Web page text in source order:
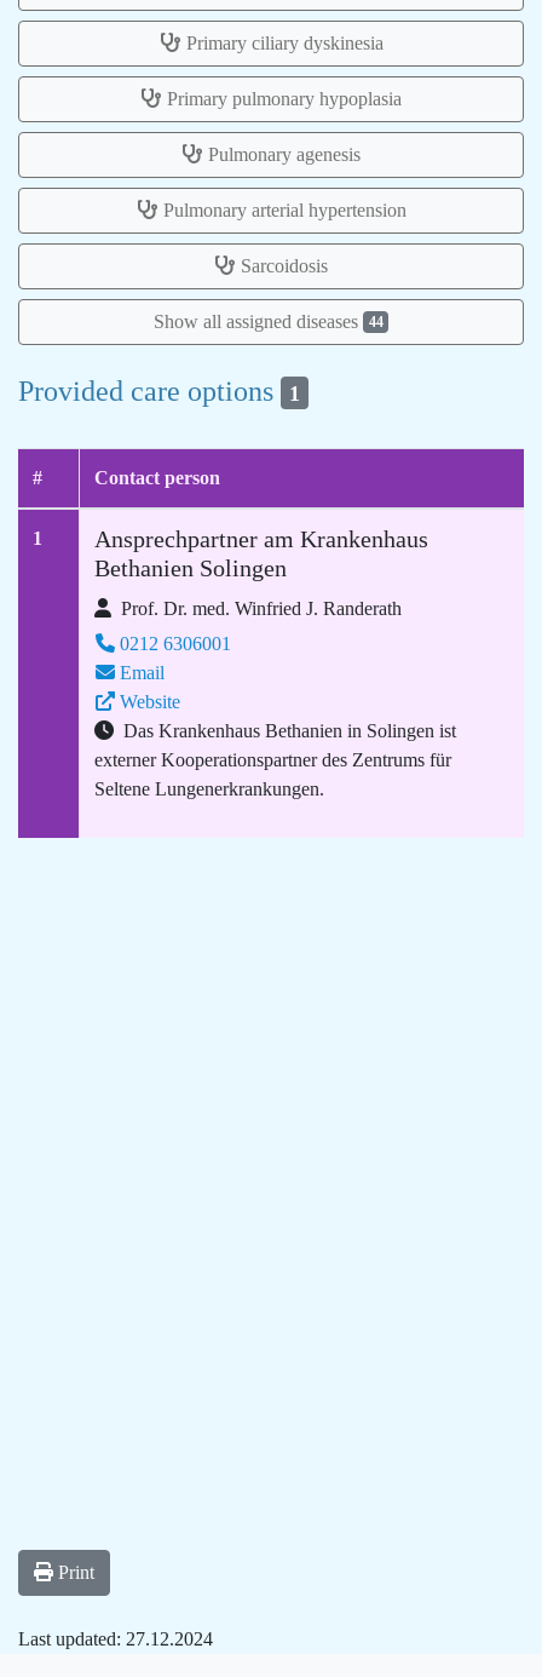
Primary ciliary dyskinesia
Primary pulmonary hypoplasia
Pulmonary agenesis
Pulmonary arterial hypertension
Sarcoidosis
Show all assigned diseases 44
Provided care options 1
# Contact person
1
Ansprechpartner am Krankenhaus
Bethanien Solingen
Prof. Dr. med. Winfried J. Randerath
0212 6306001
Email
Website
Das Krankenhaus Bethanien in Solingen ist
externer Kooperationspartner des Zentrums für
Seltene Lungenerkrankungen.
Print
Last updated: 27.12.2024